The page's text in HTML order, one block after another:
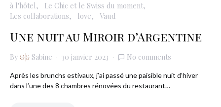
à l'hôtel
Le Chic et le Swiss du moment
Les collaborations
love Vaud
Une nuit au Miroir d’Argentine
By Sabine 30 janvier 2023 No comments
Après les brunchs estivaux, j’ai passé une paisible nuit d’hiver
dans l’une des 8 chambres rénovées du restaurant…